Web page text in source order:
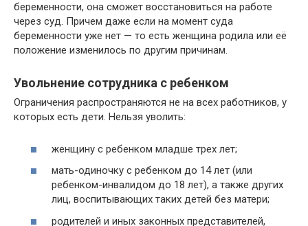
беременности, она сможет восстановиться на работе
через суд. Причем даже если на момент суда
беременности уже нет — то есть женщина родила или её
положение изменилось по другим причинам.
Увольнение сотрудника с ребенком
Ограничения распространяются не на всех работников, у
которых есть дети. Нельзя уволить:
женщину с ребенком младше трех лет;
мать-одиночку с ребенком до 14 лет (или
ребенком-инвалидом до 18 лет), а также других
лиц, воспитывающих таких детей без матери;
родителей и иных законных представителей,